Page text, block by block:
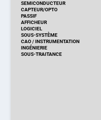
SEMICONDUCTEUR
CAPTEUR/OPTO
PASSIF
AFFICHEUR
LOGICIEL
SOUS-SYSTÈME
CAO/INSTRUMENTATION
INGÉNIERIE
SOUS-TRAITANCE